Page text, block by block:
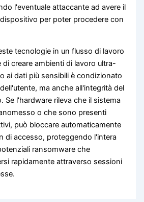
l'eventuale attaccante ad avere il
per poter procedere con
tecnologie in un flusso di lavoro
creare ambienti di lavoro ultra-
ai dati più sensibili è condizionato
ma anche all'integrità del
Se l'hardware rileva che il sistema
o che sono presenti
può bloccare automaticamente
di accesso, proteggendo l'intera
ransomware che
rapidamente attraverso sessioni